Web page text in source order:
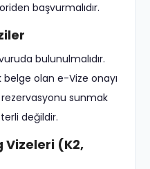
başvurmalıdır.
bulunulmalıdır.
belge olan e-Vize onayı
sunmak
değildir.
Vizeleri (K2,